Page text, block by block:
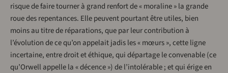
risque de faire tourner à grand renfort de « moraline » la grande
roue des repentances. Elle peuvent pourtant être utiles, bien
moins au titre de réparations, que par leur contribution à
l’évolution de ce qu’on appelait jadis les « mœurs », cette ligne
incertaine, entre droit et éthique, qui départage le convenable (ce
qu’Orwell appelle la « décence ») de l’intolérable ; et qui érige en